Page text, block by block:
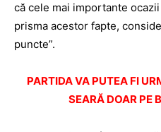
că cele mai importante
prisma acestor fapte,
puncte”.
PARTIDA VA PUTEA FI
SEARĂ DOAR PE